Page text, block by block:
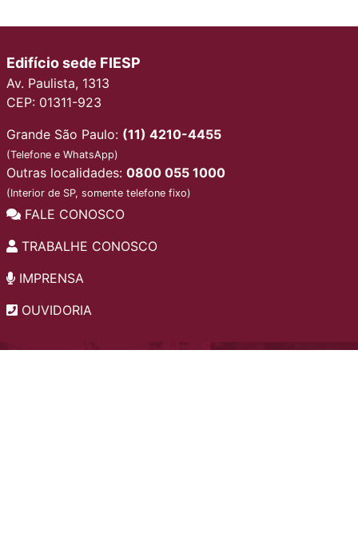
Edifício sede FIESP
Av. Paulista, 1313
CEP: 01311-923
Grande São Paulo: (11) 4210-4455
(Telefone e WhatsApp)
Outras localidades: 0800 055 1000
(Interior de SP, somente telefone fixo)
FALE CONOSCO
TRABALHE CONOSCO
IMPRENSA
OUVIDORIA